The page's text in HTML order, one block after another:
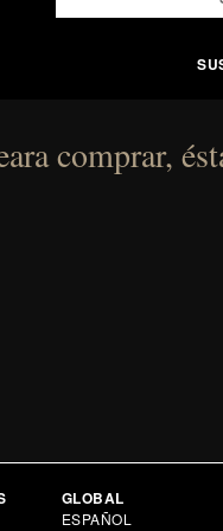
comprar,
GLOBAL
ESPAÑOL